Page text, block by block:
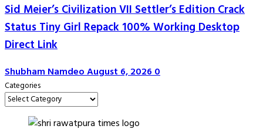
Sid Meier’s Civilization VII Settler’s Edition Crack
Status Tiny Girl Repack 100% Working Desktop
Direct Link
Shubham NamdeoAugust 6, 20260
Categories